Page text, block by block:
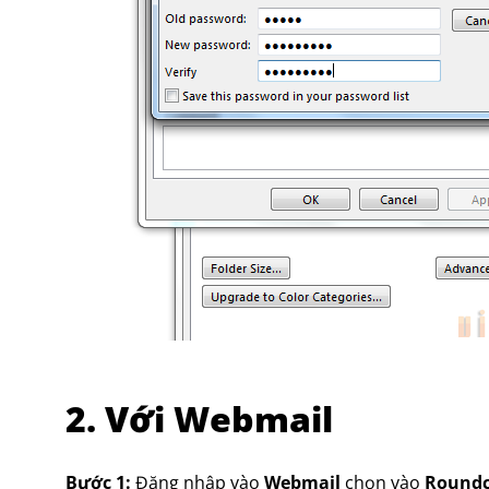
2. Với Webmail
Bước 1: Đăng nhập vào Webmail chọn vào